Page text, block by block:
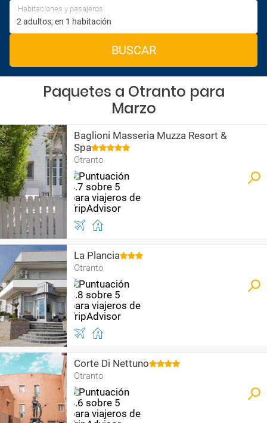
Habitaciones y pasajeros
BUSCAR
Paquetes a Otranto para
Marzo
Baglioni Masseria Muzza Resort &
Spa
Otranto
La Plancia
Otranto
Corte Di Nettuno
Otranto